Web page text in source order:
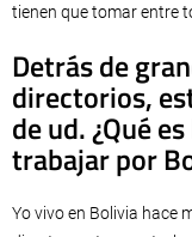
tienen que tomar entre
Detrás de
directorios,
de ud. ¿Qué
trabajar por
Yo vivo en Bolivia hace